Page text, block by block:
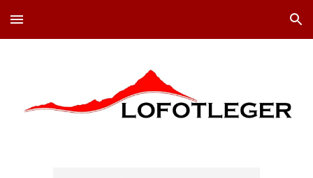
Skip to main content Skip to navigation